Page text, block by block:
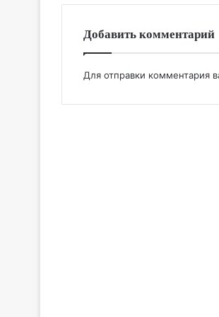
Добавить комментарий
Для отправки комментария